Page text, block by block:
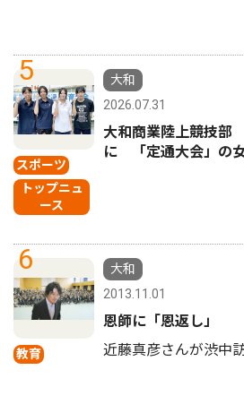
5
スポーツ
トップニュ
ース
大和
2026.07.31
大和商業陸上競技部
に 「定通大会」の
6
教育
大和
2013.11.01
恩師に「恩返し」
近藤真彦さんが渋中